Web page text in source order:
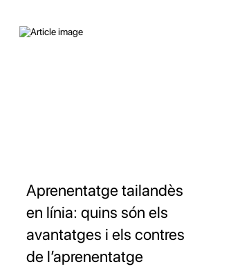
Aprenentatge tailandès
en línia: quins són els
avantatges i els contres
de l’aprenentatge